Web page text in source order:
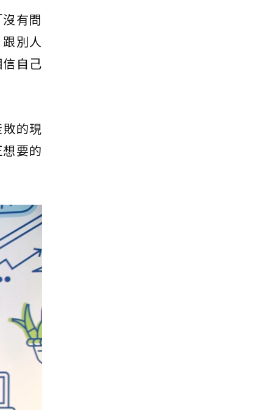
有問
別人
自己
的現
要的